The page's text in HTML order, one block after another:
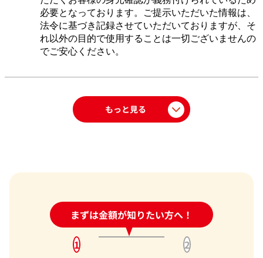
必要となっております。ご提示いただいた情報は、
法令に基づき記録させていただいておりますが、そ
れ以外の目的で使用することは一切ございませんの
でご安心ください。
もっと見る
まずは金額が知りたい方へ！
24時間受付中!問い合わせフォーム
1
2